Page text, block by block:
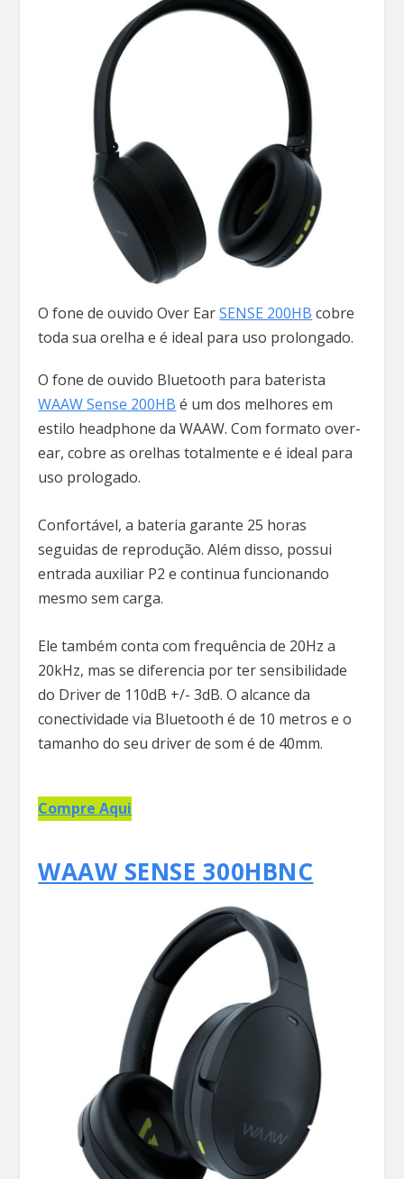
O fone de ouvido Over EarSENSE 200HB cobre
toda sua orelha e é ideal para uso prolongado.
O fone de ouvido Bluetooth para baterista
WAAW Sense 200HB é um dos melhores em
estilo headphone da WAAW. Com formato over-
ear, cobre as orelhas totalmente e é ideal para
uso prologado.
Confortável, a bateria garante 25 horas
seguidas de reprodução. Além disso, possui
entrada auxiliar P2 e continua funcionando
mesmo sem carga.
Ele também conta com frequência de 20Hz a
20kHz, mas se diferencia por ter sensibilidade
do Driver de 110dB +/- 3dB. O alcance da
conectividade via Bluetooth é de 10 metros e o
tamanho do seu driver de som é de 40mm.
Compre Aqui
WAAW SENSE 300HBNC